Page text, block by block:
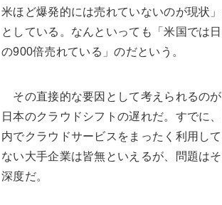
米ほど爆発的には売れていないのが現状
としている。なんといっても「米国では
の900倍売れている」のだという。
その直接的な要因として考えられるのが
日本のクラウドシフトの遅れだ。すでに、
内でクラウドサービスをまったく利用し
ない大手企業は皆無といえるが、問題は
深度だ。